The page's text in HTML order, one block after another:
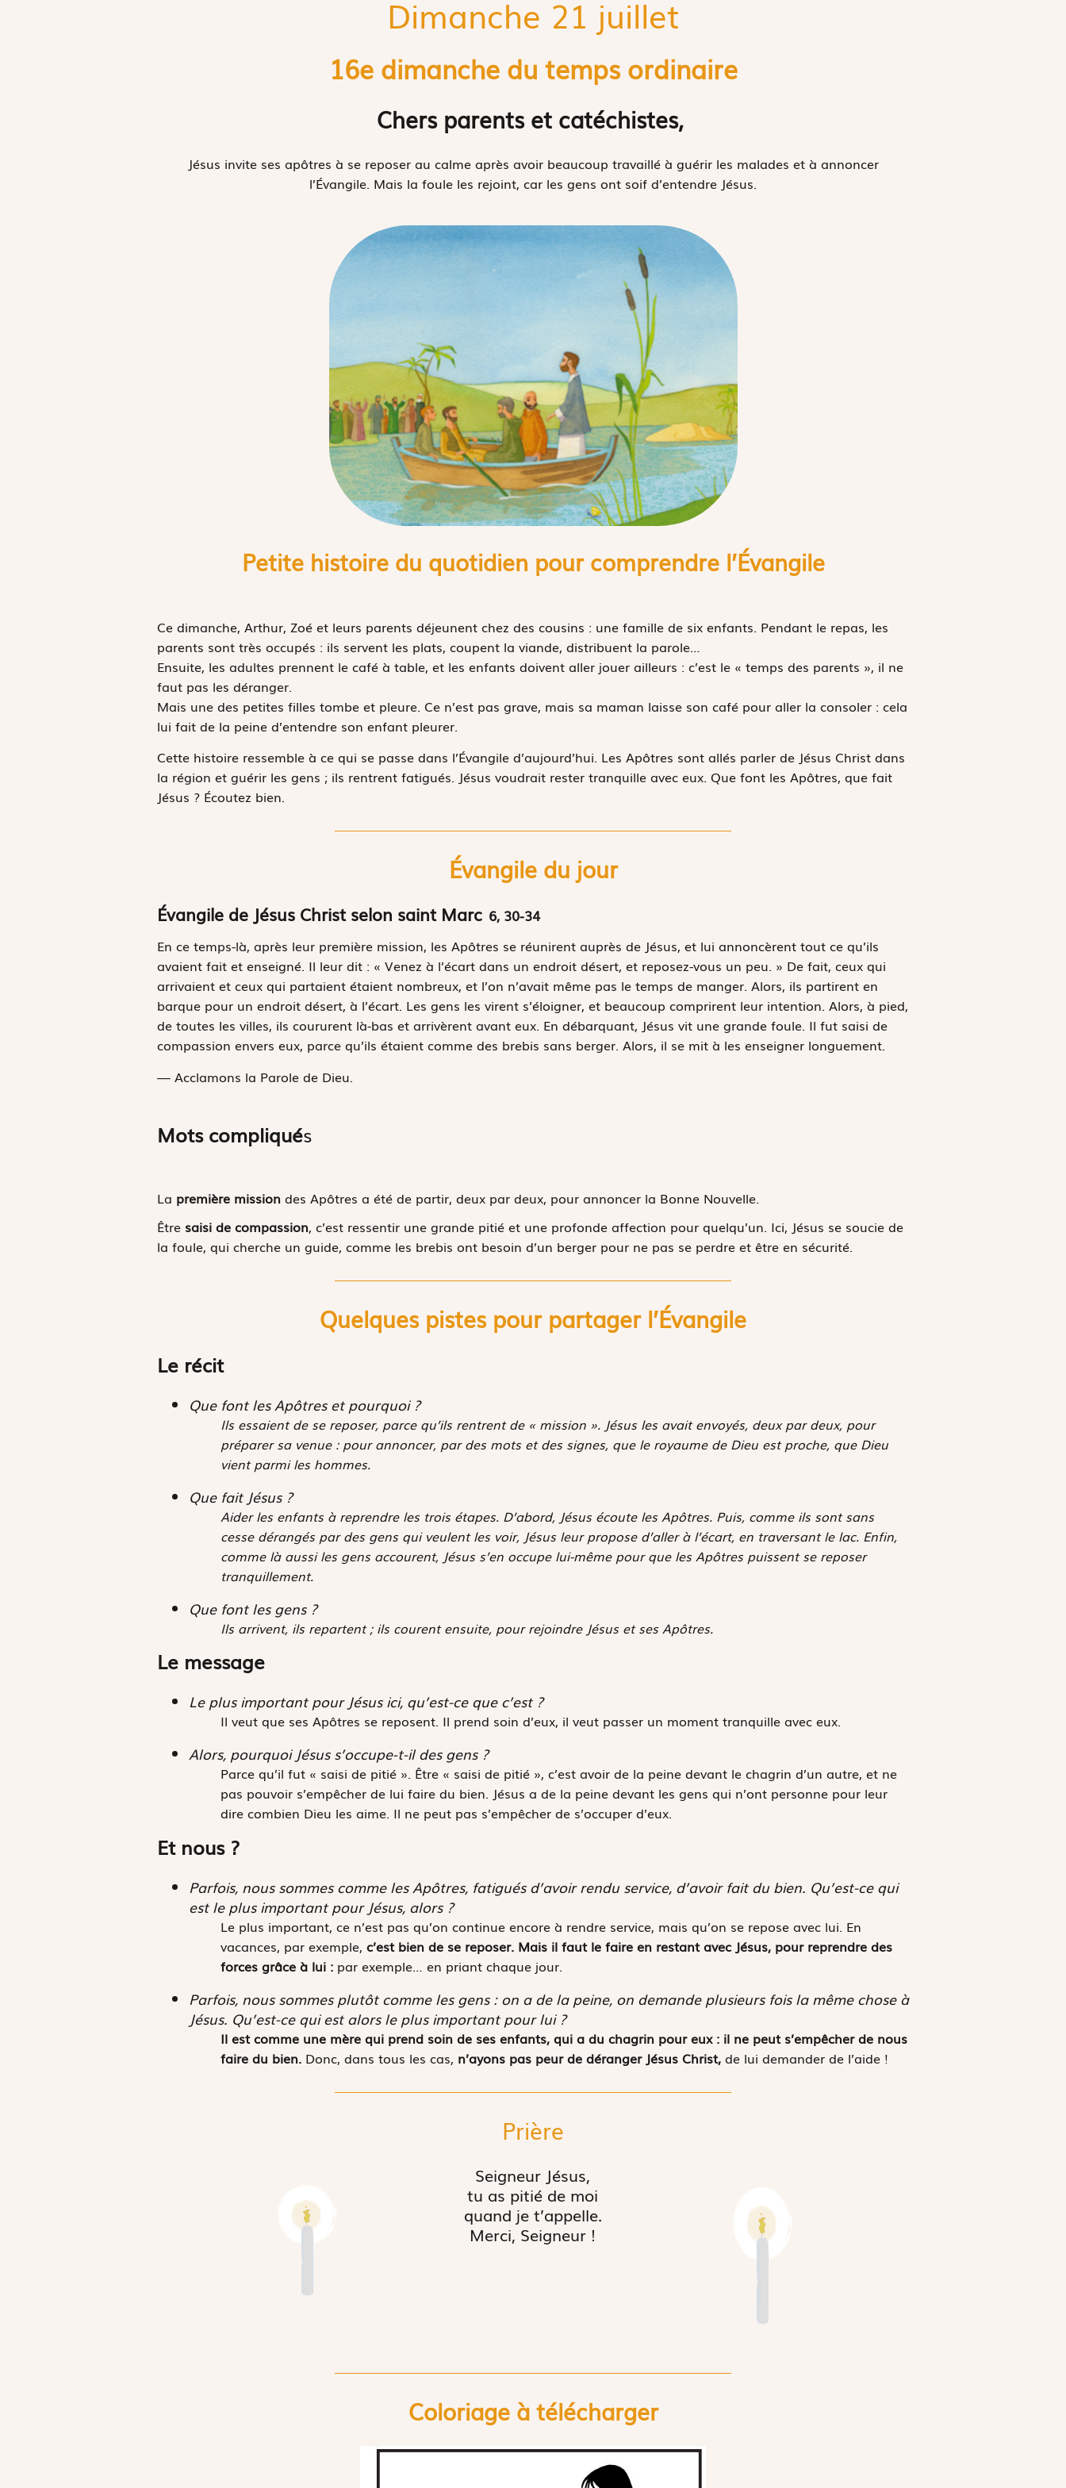
Dimanche 21 juillet
16e dimanche du temps ordinaire
Chers parents et catéchistes,
Jésus invite ses apôtres à se reposer au calme après avoir beaucoup travaillé à guérir les malades et à annoncer
l’Évangile. Mais la foule les rejoint, car les gens ont soif d’entendre Jésus.
Petite histoire du quotidien pour comprendre l’Évangile
Ce dimanche, Arthur, Zoé et leurs parents déjeunent chez des cousins : une famille de six enfants. Pendant le repas, les
parents sont très occupés : ils servent les plats, coupent la viande, distribuent la parole…
Ensuite, les adultes prennent le café à table, et les enfants doivent aller jouer ailleurs : c’est le « temps des parents », il ne
faut pas les déranger.
Mais une des petites filles tombe et pleure. Ce n’est pas grave, mais sa maman laisse son café pour aller la consoler : cela
lui fait de la peine d’entendre son enfant pleurer.
Cette histoire ressemble à ce qui se passe dans l’Évangile d’aujourd’hui. Les Apôtres sont allés parler de Jésus Christ dans
la région et guérir les gens ; ils rentrent fatigués. Jésus voudrait rester tranquille avec eux. Que font les Apôtres, que fait
Jésus ? Écoutez bien.
Évangile du jour
Évangile de Jésus Christ selon saint Marc 6, 30-34
En ce temps-là, après leur première mission, les Apôtres se réunirent auprès de Jésus, et lui annoncèrent tout ce qu’ils
avaient fait et enseigné. Il leur dit : « Venez à l’écart dans un endroit désert, et reposez-vous un peu. » De fait, ceux qui
arrivaient et ceux qui partaient étaient nombreux, et l’on n’avait même pas le temps de manger. Alors, ils partirent en
barque pour un endroit désert, à l’écart. Les gens les virent s’éloigner, et beaucoup comprirent leur intention. Alors, à pied,
de toutes les villes, ils coururent là-bas et arrivèrent avant eux. En débarquant, Jésus vit une grande foule. Il fut saisi de
compassion envers eux, parce qu’ils étaient comme des brebis sans berger. Alors, il se mit à les enseigner longuement.
— Acclamons la Parole de Dieu.
Mots compliqués
La première mission des Apôtres a été de partir, deux par deux, pour annoncer la Bonne Nouvelle.
Être saisi de compassion, c’est ressentir une grande pitié et une profonde affection pour quelqu’un. Ici, Jésus se soucie de
la foule, qui cherche un guide, comme les brebis ont besoin d’un berger pour ne pas se perdre et être en sécurité.
Quelques pistes pour partager l’Évangile
Le récit
Que font les Apôtres et pourquoi ?
Ils essaient de se reposer, parce qu’ils rentrent de « mission ». Jésus les avait envoyés, deux par deux, pour
préparer sa venue : pour annoncer, par des mots et des signes, que le royaume de Dieu est proche, que Dieu
vient parmi les hommes.
Que fait Jésus ?
Aider les enfants à reprendre les trois étapes. D’abord, Jésus écoute les Apôtres. Puis, comme ils sont sans
cesse dérangés par des gens qui veulent les voir, Jésus leur propose d’aller à l’écart, en traversant le lac. Enfin,
comme là aussi les gens accourent, Jésus s’en occupe lui-même pour que les Apôtres puissent se reposer
tranquillement.
Que font les gens ?
Ils arrivent, ils repartent ; ils courent ensuite, pour rejoindre Jésus et ses Apôtres.
Le message
Le plus important pour Jésus ici, qu’est-ce que c’est ?
Il veut que ses Apôtres se reposent. Il prend soin d’eux, il veut passer un moment tranquille avec eux.
Alors, pourquoi Jésus s’occupe-t-il des gens ?
Parce qu’il fut « saisi de pitié ». Être « saisi de pitié », c’est avoir de la peine devant le chagrin d’un autre, et ne
pas pouvoir s’empêcher de lui faire du bien. Jésus a de la peine devant les gens qui n’ont personne pour leur
dire combien Dieu les aime. Il ne peut pas s’empêcher de s’occuper d’eux.
Et nous ?
Parfois, nous sommes comme les Apôtres, fatigués d’avoir rendu service, d’avoir fait du bien. Qu’est-ce qui
est le plus important pour Jésus, alors ?
Le plus important, ce n’est pas qu’on continue encore à rendre service, mais qu’on se repose avec lui. En
vacances, par exemple, c’est bien de se reposer. Mais il faut le faire en restant avec Jésus, pour reprendre des
forces grâce à lui : par exemple… en priant chaque jour.
Parfois, nous sommes plutôt comme les gens : on a de la peine, on demande plusieurs fois la même chose à
Jésus. Qu’est-ce qui est alors le plus important pour lui ?
Il est comme une mère qui prend soin de ses enfants, qui a du chagrin pour eux : il ne peut s’empêcher de nous
faire du bien. Donc, dans tous les cas, n’ayons pas peur de déranger Jésus Christ, de lui demander de l’aide !
Prière
Seigneur Jésus,
tu as pitié de moi
quand je t’appelle.
Merci, Seigneur !
Coloriage à télécharger